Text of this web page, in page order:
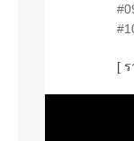
[